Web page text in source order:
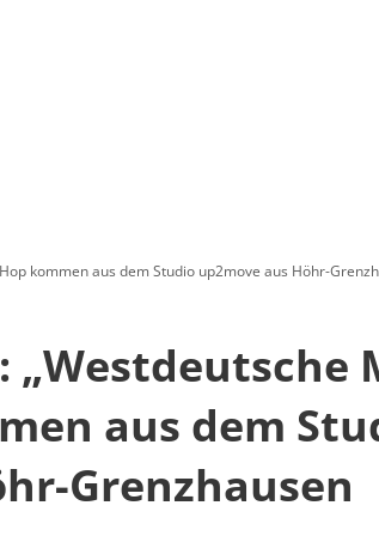
kommen aus dem Studio up2move aus Höhr-
„Westdeutsche
aus dem
Grenzhausen